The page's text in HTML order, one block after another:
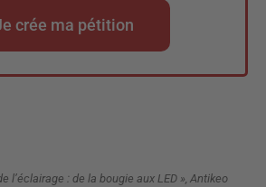
crée ma pétition
l’éclairage : de la bougie aux LED », Antikeo